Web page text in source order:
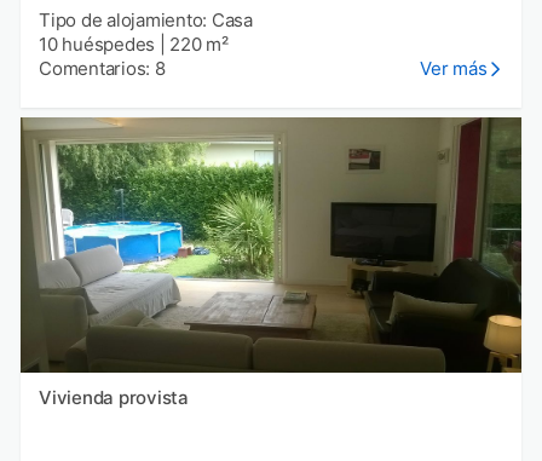
Tipo de alojamiento: Casa
10 huéspedes
220 m²
Comentarios: 8
Ver más
Vivienda provista